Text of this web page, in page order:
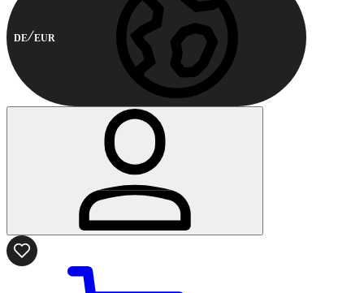
DE EUR